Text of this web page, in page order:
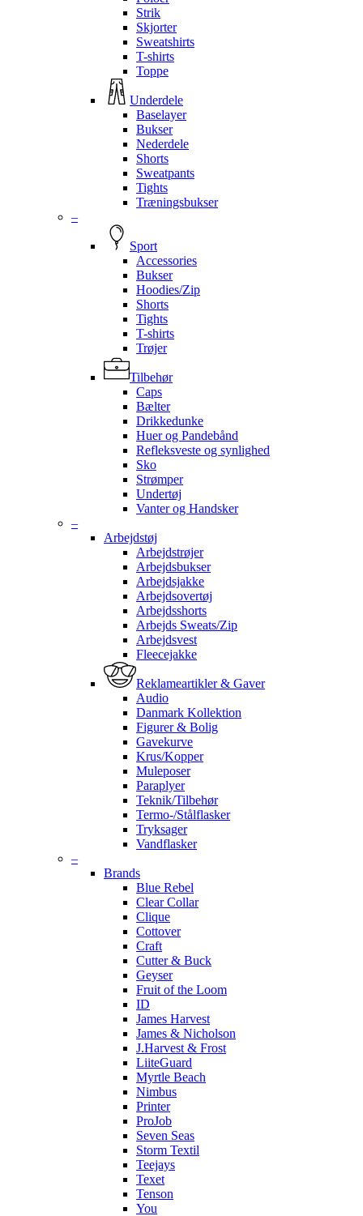
Strik
Skjorter
Sweatshirts
T-shirts
Toppe
Underdele
Baselayer
Bukser
Nederdele
Shorts
Sweatpants
Tights
Træningsbukser
–
Sport
Accessories
Bukser
Hoodies/Zip
Shorts
Tights
T-shirts
Trøjer
Tilbehør
Caps
Bælter
Drikkedunke
Huer og Pandebånd
Refleksveste og synlighed
Sko
Strømper
Undertøj
Vanter og Handsker
–
Arbejdstøj
Arbejdstrøjer
Arbejdsbukser
Arbejdsjakke
Arbejdsovertøj
Arbejdsshorts
Arbejds Sweats/Zip
Arbejdsvest
Fleecejakke
Reklameartikler & Gaver
Audio
Danmark Kollektion
Figurer & Bolig
Gavekurve
Krus/Kopper
Muleposer
Paraplyer
Teknik/Tilbehør
Termo-/Stålflasker
Tryksager
Vandflasker
–
Brands
Blue Rebel
Clear Collar
Clique
Cottover
Craft
Cutter & Buck
Geyser
Fruit of the Loom
ID
James Harvest
James & Nicholson
J.Harvest & Frost
LiiteGuard
Myrtle Beach
Nimbus
Printer
ProJob
Seven Seas
Storm Textil
Teejays
Texet
Tenson
You